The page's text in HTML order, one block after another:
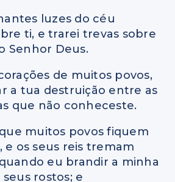
luzes do céu
ti, e trarei trevas sobre
Senhor Deus.
de muitos povos,
a tua destruição entre as
que não conheceste.
muitos povos fiquem
e os seus reis tremam
eu brandir a minha
rostos; e